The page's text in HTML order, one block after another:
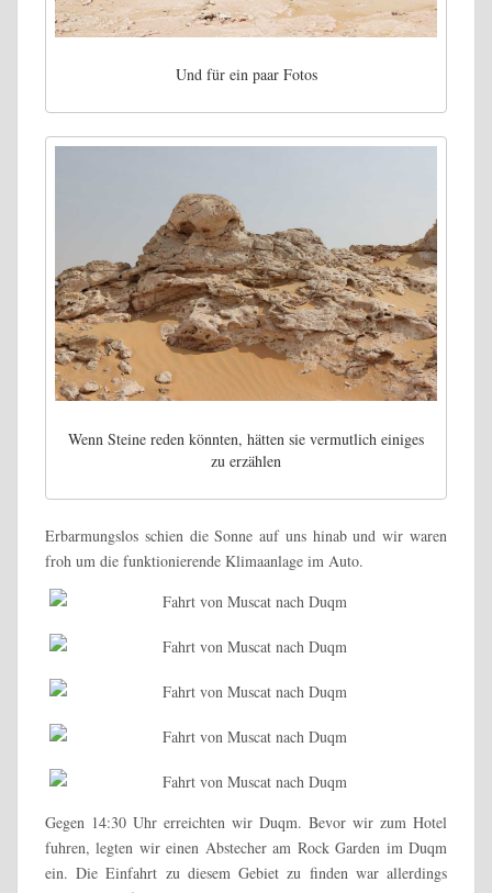
Und für ein paar Fotos
Wenn Steine reden könnten, hätten sie vermutlich einiges
zu erzählen
Erbarmungslos schien die Sonne auf uns hinab und wir waren
froh um die funktionierende Klimaanlage im Auto.
Gegen 14:30 Uhr erreichten wir Duqm. Bevor wir zum Hotel
fuhren, legten wir einen Abstecher am Rock Garden im Duqm
ein. Die Einfahrt zu diesem Gebiet zu finden war allerdings